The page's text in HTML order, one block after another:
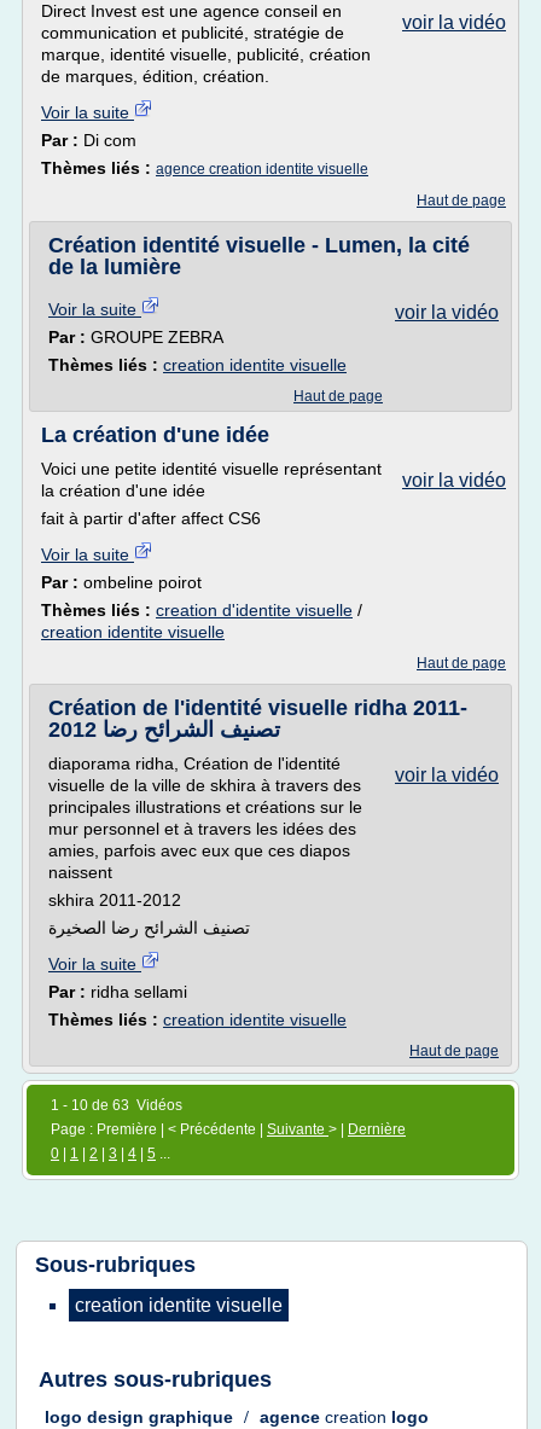
voir la vidéo
Direct Invest est une agence conseil en
communication et publicité, stratégie de
marque, identité visuelle, publicité, création
de marques, édition, création.
Voir la suite
Par : Di com
Thèmes liés : agence creation identite visuelle
Haut de page
Création identité visuelle - Lumen, la cité
de la lumière
voir la vidéo
Voir la suite
Par : GROUPE ZEBRA
Thèmes liés : creation identite visuelle
Haut de page
La création d'une idée
voir la vidéo
Voici une petite identité visuelle représentant
la création d'une idée
fait à partir d'after affect CS6
Voir la suite
Par : ombeline poirot
Thèmes liés : creation d'identite visuelle /
creation identite visuelle
Haut de page
Création de l'identité visuelle ridha 2011-
2012 تصنيف الشرائح رضا
voir la vidéo
diaporama ridha, Création de l'identité
visuelle de la ville de skhira à travers des
principales illustrations et créations sur le
mur personnel et à travers les idées des
amies, parfois avec eux que ces diapos
naissent
skhira 2011-2012
تصنيف الشرائح رضا الصخيرة
Voir la suite
Par : ridha sellami
Thèmes liés : creation identite visuelle
Haut de page
1 - 10 de 63 Vidéos
Page : Première | < Précédente | Suivante > |
Dernière
0
1 2 3 4 5 ...
Sous-rubriques
creation identite visuelle
Autres sous-rubriques
logo design graphique / agence creation logo